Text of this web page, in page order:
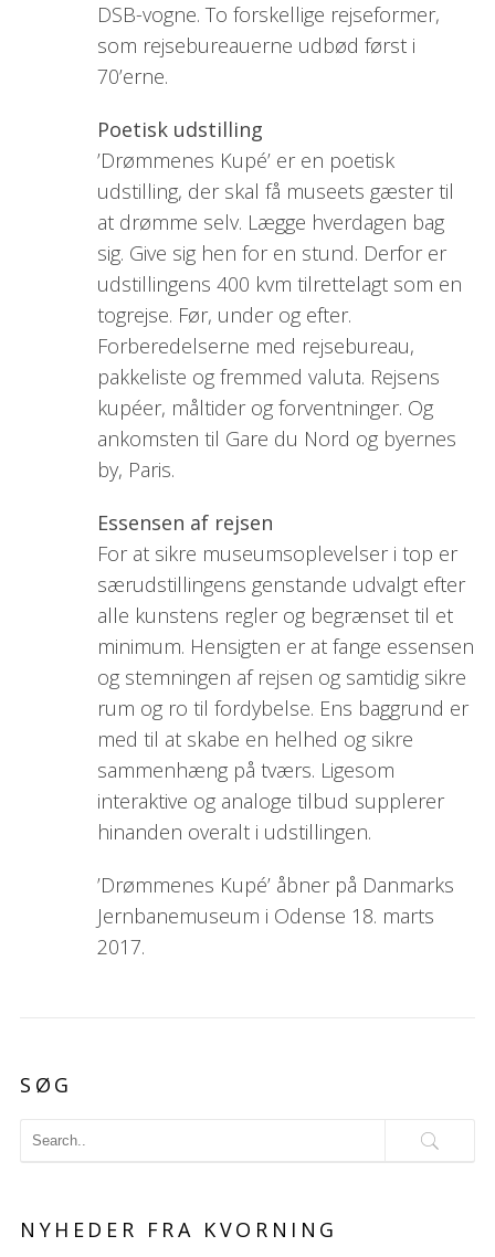
DSB-vogne. To forskellige rejseformer,
som rejsebureauerne udbød først i
70’erne.
Poetisk udstilling
’Drømmenes Kupé’ er en poetisk
udstilling, der skal få museets gæster til
at drømme selv. Lægge hverdagen bag
sig. Give sig hen for en stund. Derfor er
udstillingens 400 kvm tilrettelagt som en
togrejse. Før, under og efter.
Forberedelserne med rejsebureau,
pakkeliste og fremmed valuta. Rejsens
kupéer, måltider og forventninger. Og
ankomsten til Gare du Nord og byernes
by, Paris.
Essensen af rejsen
For at sikre museumsoplevelser i top er
særudstillingens genstande udvalgt efter
alle kunstens regler og begrænset til et
minimum. Hensigten er at fange essensen
og stemningen af rejsen og samtidig sikre
rum og ro til fordybelse. Ens baggrund er
med til at skabe en helhed og sikre
sammenhæng på tværs. Ligesom
interaktive og analoge tilbud supplerer
hinanden overalt i udstillingen.
’Drømmenes Kupé’ åbner på Danmarks
Jernbanemuseum i Odense 18. marts
2017.
SØG
NYHEDER FRA KVORNING